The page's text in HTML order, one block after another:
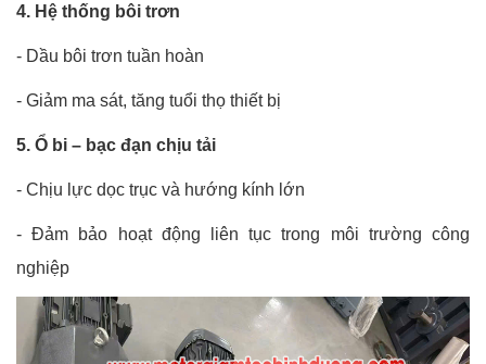
4. Hệ thống bôi trơn
- Dầu bôi trơn tuần hoàn
- Giảm ma sát, tăng tuổi thọ thiết bị
5. Ổ bi – bạc đạn chịu tải
- Chịu lực dọc trục và hướng kính lớn
-Đảm bảo hoạt động liên tục trong môi trường công
nghiệp